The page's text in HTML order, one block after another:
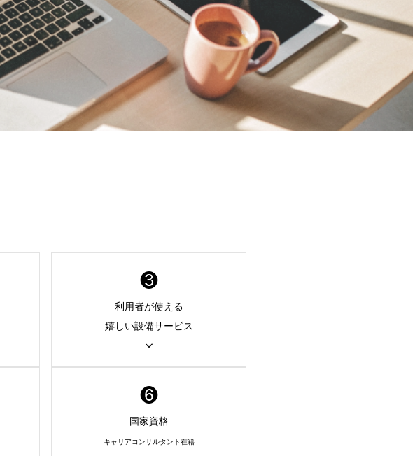
❸
利用者が使える
嬉しい設備サービス
❻
国家資格
キャリアコンサルタント在籍